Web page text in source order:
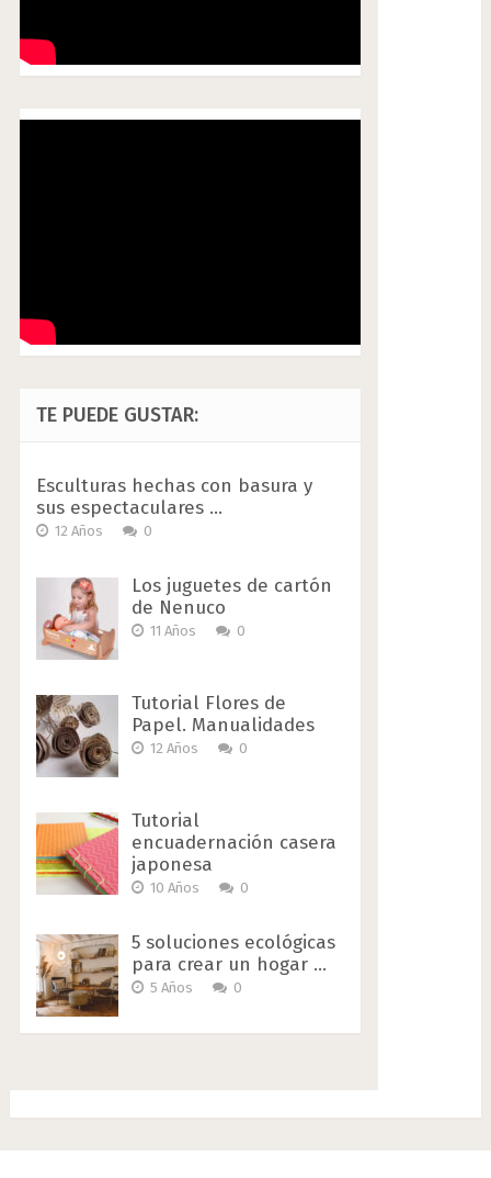
TE PUEDE GUSTAR:
Esculturas hechas con basura y
sus espectaculares …
12 Años 0
Los juguetes de cartón
de Nenuco
11 Años 0
Tutorial Flores de
Papel. Manualidades
12 Años 0
Tutorial
encuadernación casera
japonesa
10 Años 0
5 soluciones ecológicas
para crear un hogar …
5 Años 0